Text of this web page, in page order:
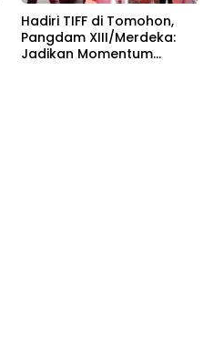
Hadiri TIFF di Tomohon,
Pangdam XIII/Merdeka:
Jadikan Momentum